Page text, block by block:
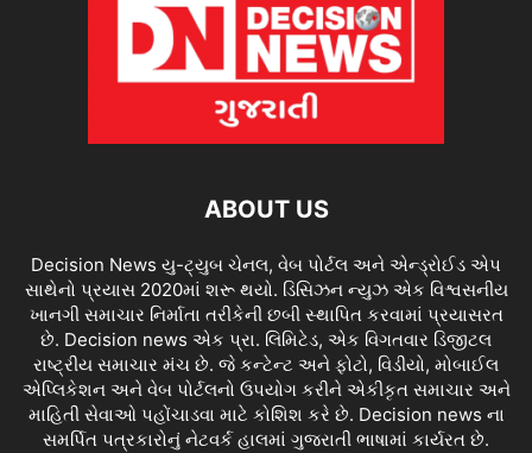
ABOUT US
Decision News યુ-ટ્યુબ ચેનલ, વેબ પોર્ટલ અને એન્ડ્રોઈડ એપ
સાથેનો પ્રયાસ 2020માં શરૂ થયો. ડિસિઝન ન્યુઝ એક વિશ્વસનીય
ખાનગી સમાચાર નિર્માતા તરીકેની છબી સ્થાપિત કરવામાં પ્રયાસરત
છે. Decision news એક પ્રા. લિમિટેડ, એક વિગતવાર ડિજીટલ
રાષ્ટ્રીય સમાચાર મંચ છે. જે કન્ટેન્ટ અને ફોટો, વિડીયો, મોબાઈલ
એપ્લિકેશન અને વેબ પોર્ટલનો ઉપયોગ કરીને એકીકૃત સમાચાર અને
માહિતી સેવાઓ પહોંચાડવા માટે કોશિશ કરે છે. Decision news ના
સમર્પિત પત્રકારોનું નેટવર્ક હાલમાં ગુજરાતી ભાષામાં કાર્યરત છે.